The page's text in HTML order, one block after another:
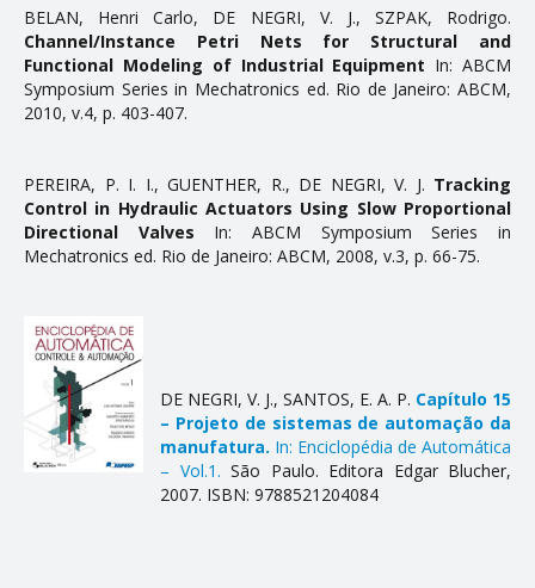
BELAN, Henri Carlo, DE NEGRI, V. J., SZPAK, Rodrigo.
Channel/Instance Petri Nets for Structural and
Functional Modeling of Industrial Equipment In: ABCM
Symposium Series in Mechatronics ed. Rio de Janeiro: ABCM,
2010, v.4, p. 403-407.
PEREIRA, P. I. I., GUENTHER, R., DE NEGRI, V. J. Tracking
Control in Hydraulic Actuators Using Slow Proportional
Directional Valves In: ABCM Symposium Series in
Mechatronics ed. Rio de Janeiro: ABCM, 2008, v.3, p. 66-75.
DE NEGRI, V. J., SANTOS, E. A. P. Capítulo 15
– Projeto de sistemas de automação da
manufatura. In: Enciclopédia de Automática
– Vol.1. São Paulo. Editora Edgar Blucher,
2007. ISBN: 9788521204084